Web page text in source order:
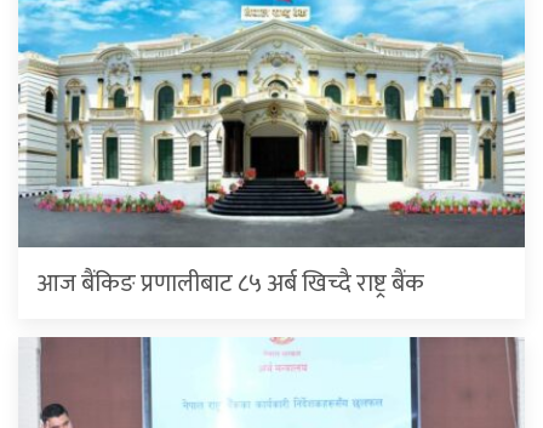
आज बैंकिङ प्रणालीबाट ८५ अर्ब खिच्दै राष्ट्र बैंक